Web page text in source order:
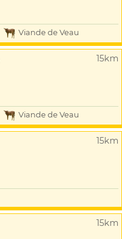
Viande de Veau
15km
Viande de Veau
15km
15km